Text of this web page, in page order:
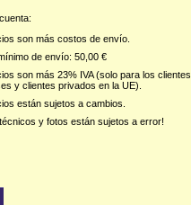
son más costos de envío.
de envío: 50,00 €
son más 23% IVA (solo para los clientes
y clientes privados en la UE).
están sujetos a cambios.
y fotos están sujetos a error!